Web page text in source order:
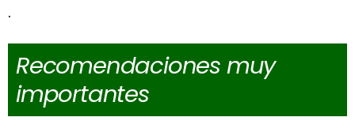
.
Recomendaciones muy
importantes